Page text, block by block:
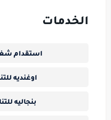
الخدمات
استقدام
اوغنديه
بنجاليه